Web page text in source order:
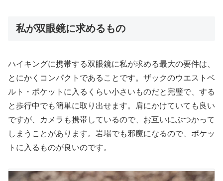
私が双眼鏡に求めるもの
ハイキングに携帯する双眼鏡に私が求める最大の要件は、
とにかくコンパクトであることです。ザックのウエストベ
ルト・ポケットに入るくらい小さいものだと完璧で、する
と歩行中でも簡単に取り出せます。肩にかけていても良い
ですが、カメラも携帯しているので、お互いにぶつかって
しまうことがあります。岩場でも邪魔になるので、ポケッ
トに入るものが良いのです。